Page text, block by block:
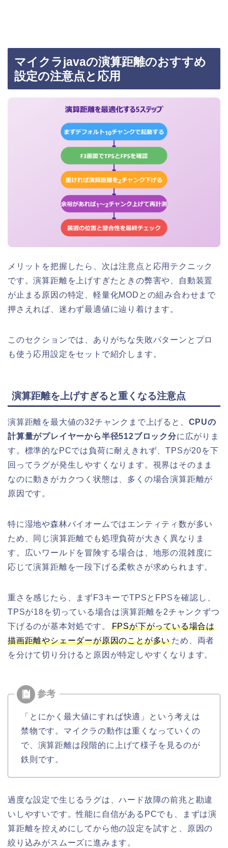
マイクラjavaの演算距離のおすすめ
設定の注意点と応用
メリットを把握したら、次は注意点と応用テクニック
です。演算距離を上げすぎたときの弊害や、自動装置
が止まる原因の特定、軽量化MODとの組み合わせまで
押さえれば、迷わず最適値に辿り着けます。
このセクションでは、ありがちな失敗パターンとプロ
も使う応用設定をセットで紹介します。
演算距離を上げすぎると重くなる注意点
演算距離を最大値の32チャンクまで上げると、 CPUの
計算量がプレイヤーから半径512ブロック分に広がりま
す。標準的なPCでは負荷に耐えきれず、TPSが20を下
回ってラグが発生しやすくなります。視界はそのまま
なのに動きがカクつく状態は、多くの場合演算距離が
原因です。
特に湿地や森林バイオームではエンティティ数が多い
ため、同じ演算距離でも処理負荷が大きく異なりま
す。広いワールドを冒険する場合は、地形の混雑度に
応じて演算距離を一段下げる柔軟さが求められます。
重さを感じたら、まずF3キーでTPSとFPSを確認し、
TPSが18を切っている場合は演算距離を2チャンクずつ
下げるのが基本対処です。
FPSが下がっている場合は
描画距離やシェーダーが原因のことが多い ため、両者
を分けて切り分けると原因が特定しやすくなります。
「とにかく最大値にすれば快適」という考えは
禁物です。マイクラの動作は重くなっていくの
で、演算距離は段階的に上げて様子を見るのが
鉄則です。
過度な設定で生じるラグは、ハード故障の前兆と勘違
いしやすいです。性能に自信があるPCでも、まずは演
算距離を控えめにしてから他の設定を試すと、原因の
絞り込みがスムーズに進みます。